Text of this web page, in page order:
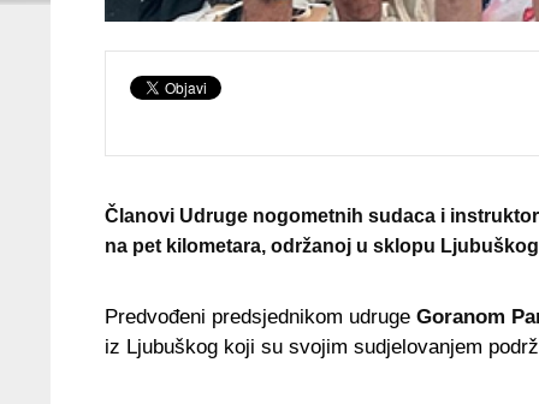
Članovi Udruge nogometnih sudaca i
na pet kilometara, održanoj u sklopu
Predvođeni predsjednikom udruge Goranom
iz Ljubuškog koji su svojim sudjelovanjem